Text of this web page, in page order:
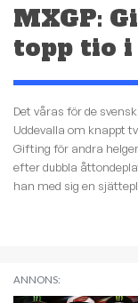
MXGP:
topp tio i
Det våras för de
Uddevalla om knappt
Gifting för andra
efter dubbla
han med sig en
ANNONS: